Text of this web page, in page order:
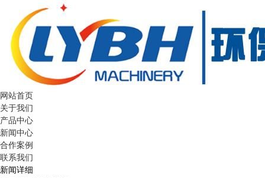
网站首页
关于我们
产品中心
新闻中心
合作案例
联系我们
新闻详细